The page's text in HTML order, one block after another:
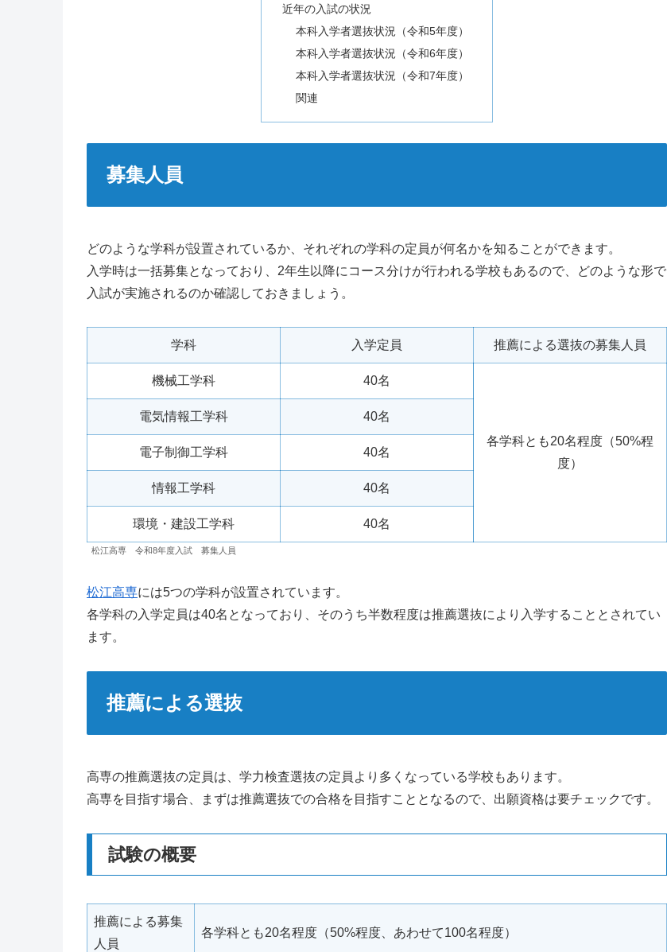
近年の入試の状況
本科入学者選抜状況（令和5年度）
本科入学者選抜状況（令和6年度）
本科入学者選抜状況（令和7年度）
関連
募集人員
どのような学科が設置されているか、それぞれの学科の定員が何名かを知ることができます。
入学時は一括募集となっており、2年生以降にコース分けが行われる学校もあるので、どのような形で
入試が実施されるのか確認しておきましょう。
学科 入学定員 推薦による選抜の募集人員
機械工学科 40名
各学科とも20名程度（50%程
度）
電気情報工学科 40名
電子制御工学科 40名
情報工学科 40名
環境・建設工学科 40名
松江高専 令和8年度入試 募集人員
松江高専には5つの学科が設置されています。
各学科の入学定員は40名となっており、そのうち半数程度は推薦選抜により入学することとされてい
ます。
推薦による選抜
高専の推薦選抜の定員は、学力検査選抜の定員より多くなっている学校もあります。
高専を目指す場合、まずは推薦選抜での合格を目指すこととなるので、出願資格は要チェックです。
試験の概要
推薦による募集
人員
各学科とも20名程度（50%程度、あわせて100名程度）